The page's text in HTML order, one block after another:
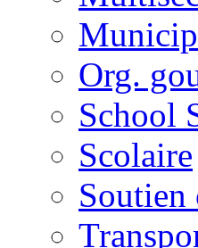
Org.
School
Scolaire
Soutien